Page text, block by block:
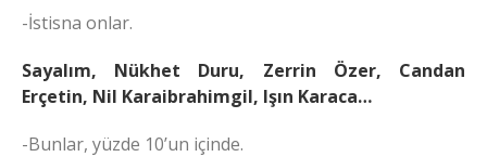
-İstisna onlar.
Sayalım, Nükhet Duru, Zerrin Özer, Candan
Erçetin, Nil Karaibrahimgil, Işın Karaca…
-Bunlar, yüzde 10’un içinde.